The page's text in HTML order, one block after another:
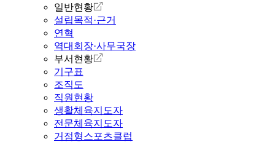
일반현황
설립목적·근거
연혁
역대회장·사무국장
부서현황
기구표
조직도
직원현황
생활체육지도자
전문체육지도자
거점형스포츠클럽